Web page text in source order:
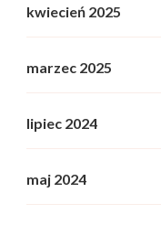
kwiecień 2025
marzec 2025
lipiec 2024
maj 2024